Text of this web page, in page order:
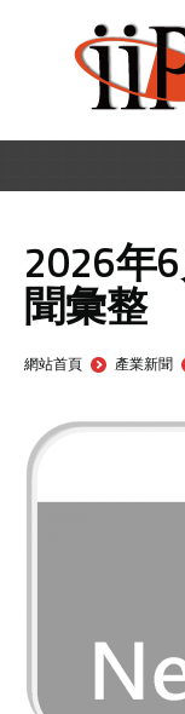
2026年
聞彙整
You are here:
網站首頁 產業新聞